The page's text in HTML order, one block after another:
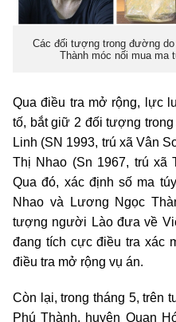
Các đối tượng trong đường
Thành móc nối mua ma
Qua điều tra mở rộng, lực
tố, bắt giữ 2 đối tượng
Linh (SN 1993, trú xã Vân
Thị Nhao (Sn 1967, trú xã
Qua đó, xác định số ma
Nhao và Lương Ngọc
tượng người Lào đưa về
đang tích cực điều tra xác
điều tra mở rộng vụ án.
Còn lại, trong tháng 5, trên
Phú Thành, huyện Quan